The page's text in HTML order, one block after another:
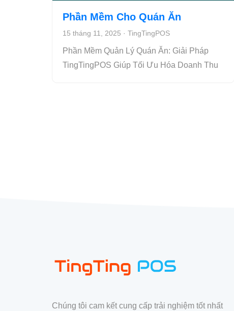
Phần Mềm Cho Quán Ăn
15 tháng 11, 2025 · TingTingPOS
Phần Mềm Quản Lý Quán Ăn: Giải Pháp
TingTingPOS Giúp Tối Ưu Hóa Doanh Thu
Chúng tôi cam kết cung cấp trải nghiệm tốt nhất